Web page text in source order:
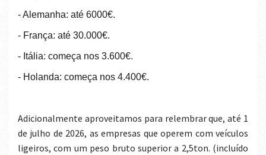
- Alemanha: até 6000€.
- França: até 30.000€.
- Itália: começa nos 3.600€.
- Holanda: começa nos 4.400€.
Adicionalmente aproveitamos para relembrar que, até 1
de julho de 2026, as empresas que operem com veículos
ligeiros, com um peso bruto superior a 2,5ton. (incluído